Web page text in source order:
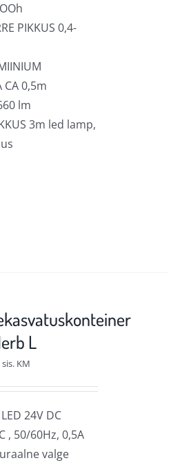
PIKKUS 0,4-
CA 0,5m
lm
3m led lamp,
L
sis. KM
24V DC
, 50/60Hz, 0,5A
valge